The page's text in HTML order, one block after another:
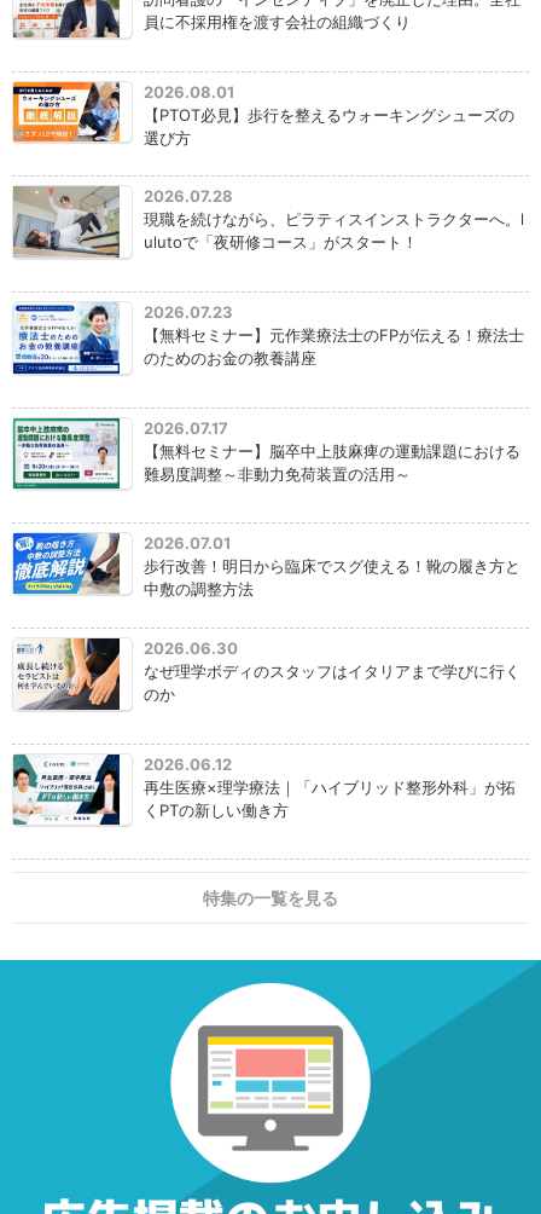
員に不採用権を渡す会社の組織づくり
2026.08.01
【PTOT必見】歩行を整えるウォーキングシューズの
選び方
2026.07.28
現職を続けながら、ピラティスインストラクターへ。l
ulutoで「夜研修コース」がスタート！
2026.07.23
【無料セミナー】元作業療法士のFPが伝える！療法士
のためのお金の教養講座
2026.07.17
【無料セミナー】脳卒中上肢麻痺の運動課題における
難易度調整～非動力免荷装置の活用～
2026.07.01
歩行改善！明日から臨床でスグ使える！靴の履き方と
中敷の調整方法
2026.06.30
なぜ理学ボディのスタッフはイタリアまで学びに行く
のか
2026.06.12
再生医療×理学療法｜「ハイブリッド整形外科」が拓
くPTの新しい働き方
特集の一覧を見る